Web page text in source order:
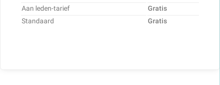
Aan leden-tarief
Gratis
Standaard
Gratis